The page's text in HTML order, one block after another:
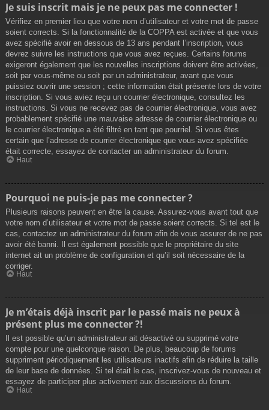
Je suis inscrit mais je ne peux pas me connecter !
Vérifiez en premier lieu que votre nom d’utilisateur et votre mot de passe
soient corrects. Si la fonctionnalité de la COPPA est activée et que vous
avez spécifié avoir en dessous de 13 ans pendant l’inscription, vous
devrez suivre les instructions que vous avez reçues. Certains forums
exigeront également que les nouvelles inscriptions doivent être activées,
soit par vous-même ou soit par un administrateur, avant que vous
puissiez ouvrir une session ; cette information était présente lors de votre
inscription. Si vous aviez reçu un courrier électronique, consultez les
instructions. Si vous ne recevez pas de courrier électronique, vous avez
probablement spécifié une mauvaise adresse de courrier électronique ou
le courrier électronique a été filtré en tant que pourriel. Si vous êtes
certain que l’adresse de courrier électronique que vous avez spécifiée
était correcte, essayez de contacter un administrateur du forum.
Haut
Pourquoi ne puis-je pas me connecter ?
Plusieurs raisons peuvent en être la cause. Assurez-vous avant tout que
votre nom d’utilisateur et votre mot de passe soient corrects. Si tel est le
cas, contactez un administrateur du forum afin de vous assurer de ne pas
avoir été banni. Il est également possible que le propriétaire du site
internet ait un problème de configuration et qu’il soit nécessaire de la
corriger.
Haut
Je m’étais déjà inscrit par le passé mais ne peux à
présent plus me connecter ?!
Il est possible qu’un administrateur ait désactivé ou supprimé votre
compte pour une quelconque raison. De plus, beaucoup de forums
suppriment périodiquement les utilisateurs inactifs afin de réduire la taille
de leur base de données. Si tel était le cas, inscrivez-vous de nouveau et
essayez de participer plus activement aux discussions du forum.
Haut